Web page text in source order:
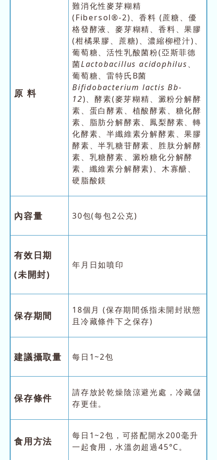
原 料
難消化性麥芽糊精
(Fibersol®-2)、香料 (蔗糖、優
格發酵液、麥芽糊精、香料、果膠
(柑橘果膠、蔗糖)、濃縮柳橙汁)、
葡萄糖、活性乳酸菌粉(亞斯菲德
菌Lactobacillus acidophilus、
葡萄糖、雷特氏B菌
Bifidobacterium lactis Bb-
12)、酵素(麥芽糊精、澱粉分解酵
素、蛋白酵素、植酸酵素、糖化酵
素、脂肪分解酵素、鳳梨酵素、轉
化酵素、半纖維素分解酵素、果膠
酵素、半乳糖苷酵素、胜肽分解酵
素、乳糖酵素、澱粉糖化分解酵
素、纖維素分解酵素)、木寡醣、
硬脂酸鎂
內容量 30包(每包2公克)
有效日期
(未開封)
年月日如噴印
保存期間
18個月 (保存期間係指未開封狀態
且冷藏條件下之保存)
建議攝取量 每日1~2包
保存條件
請存放於乾燥陰涼避光處，冷藏儲
存更佳。
食用方法
每日1~2包，可搭配開水200毫升
一起食用，水溫勿超過45°C。